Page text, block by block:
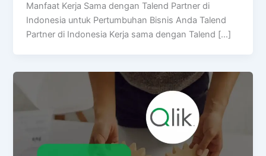
Manfaat Kerja Sama dengan Talend Partner di
Indonesia untuk Pertumbuhan Bisnis Anda Talend
Partner di Indonesia Kerja sama dengan Talend […]